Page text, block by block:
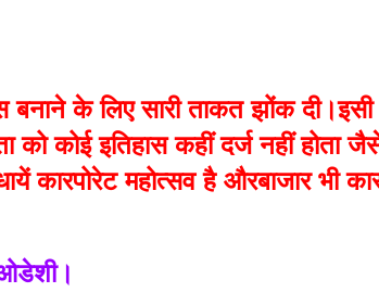
के लिए सारी ताकत झोंक
को कोई इतिहास कहीं दर्ज नहीं होता
कारपोरेट महोत्सव है औरबाजार भी